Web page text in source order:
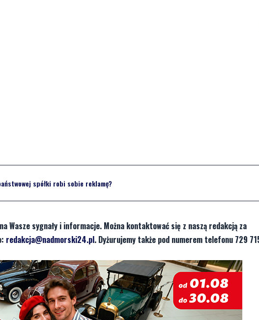
spółki robi sobie reklamę?
Wasze sygnały i informacje. Można kontaktować się z naszą redakcją za
redakcja@nadmorski24.pl. Dyżurujemy także pod numerem telefonu 729